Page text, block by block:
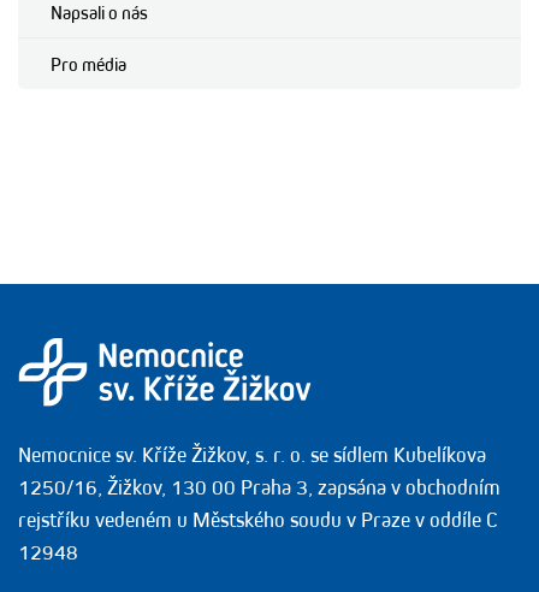
Napsali o nás
Pro média
Nemocnice sv. Kříže Žižkov, s. r. o. se sídlem Kubelíkova
1250/16, Žižkov, 130 00 Praha 3, zapsána v obchodním
rejstříku vedeném u Městského soudu v Praze v oddíle C
12948